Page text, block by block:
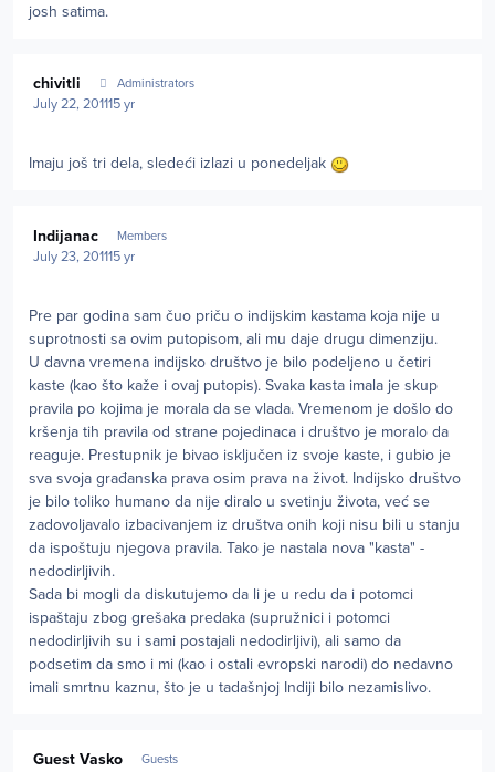
josh satima.
chivitli Administrators
July 22, 201115 yr
Imaju još tri dela, sledeći izlazi u ponedeljak
Indijanac Members
July 23, 201115 yr
Pre par godina sam čuo priču o indijskim kastama koja nije u
suprotnosti sa ovim putopisom, ali mu daje drugu dimenziju.
U davna vremena indijsko društvo je bilo podeljeno u četiri
kaste (kao što kaže i ovaj putopis). Svaka kasta imala je skup
pravila po kojima je morala da se vlada. Vremenom je došlo do
kršenja tih pravila od strane pojedinaca i društvo je moralo da
reaguje. Prestupnik je bivao isključen iz svoje kaste, i gubio je
sva svoja građanska prava osim prava na život. Indijsko društvo
je bilo toliko humano da nije diralo u svetinju života, već se
zadovoljavalo izbacivanjem iz društva onih koji nisu bili u stanju
da ispoštuju njegova pravila. Tako je nastala nova "kasta" -
nedodirljivih.
Sada bi mogli da diskutujemo da li je u redu da i potomci
ispaštaju zbog grešaka predaka (supružnici i potomci
nedodirljivih su i sami postajali nedodirljivi), ali samo da
podsetim da smo i mi (kao i ostali evropski narodi) do nedavno
imali smrtnu kaznu, što je u tadašnjoj Indiji bilo nezamislivo.
Guest Vasko Guests